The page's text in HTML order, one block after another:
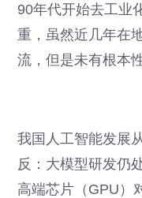
90年代开始去工业
重，虽然近几年在
流，但是未有根本
我国人工智能发展
反：大模型研发仍
高端芯片（GPU）